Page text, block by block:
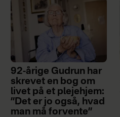
92-årige Gudrun har
skrevet en bog om
livet på et plejehjem:
”Det er jo også, hvad
man må forvente”